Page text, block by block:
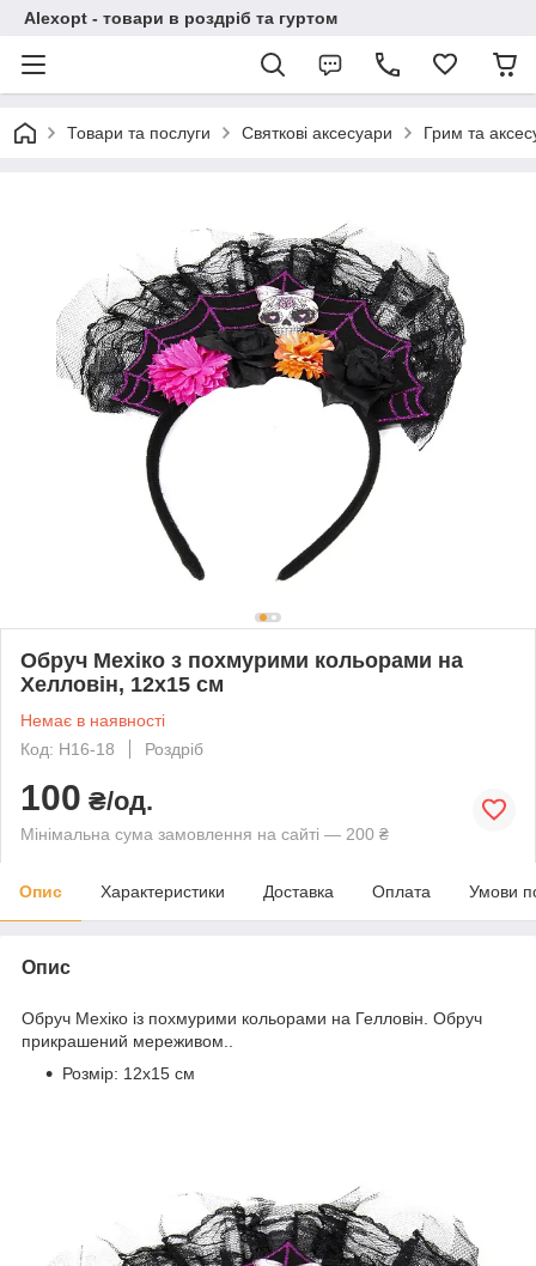
Alexopt - товари в роздріб та гуртом
Товари та послуги Святкові аксесуари Грим та
Обруч Мехіко з похмурими кольорами на
Хелловін, 12х15 см
Немає в наявності
Код: Н16-18
Роздріб
100 ₴/од.
Мінімальна сума замовлення на сайті — 200 ₴
Опис Характеристики Доставка Оплата Умови
Опис
Обруч Мехіко із похмурими кольорами на Гелловін. Обруч
прикрашений мереживом.
Розмір: 12х15 см